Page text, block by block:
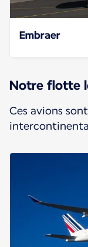
Embraer
Notre flotte
Ces avions